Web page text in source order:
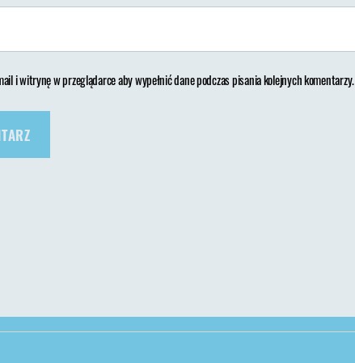
i witrynę w przeglądarce aby wypełnić dane podczas pisania kolejnych komentarzy.